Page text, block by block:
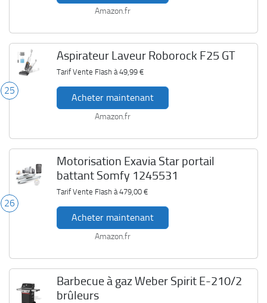
Amazon.fr
25
Aspirateur Laveur Roborock F25 GT
Tarif Vente Flash à 49,99 €
Acheter maintenant
Amazon.fr
26
Motorisation Exavia Star portail
battant Somfy 1245531
Tarif Vente Flash à 479,00 €
Acheter maintenant
Amazon.fr
Barbecue à gaz Weber Spirit E-210/2
brûleurs